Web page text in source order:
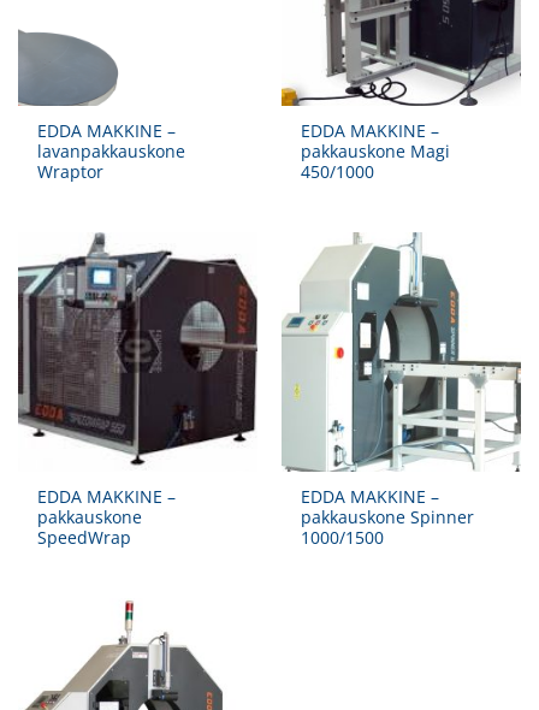
EDDA MAKKINE –
lavanpakkauskone
Wraptor
EDDA MAKKINE –
pakkauskone Magi
450/1000
EDDA MAKKINE –
pakkauskone
SpeedWrap
EDDA MAKKINE –
pakkauskone Spinner
1000/1500